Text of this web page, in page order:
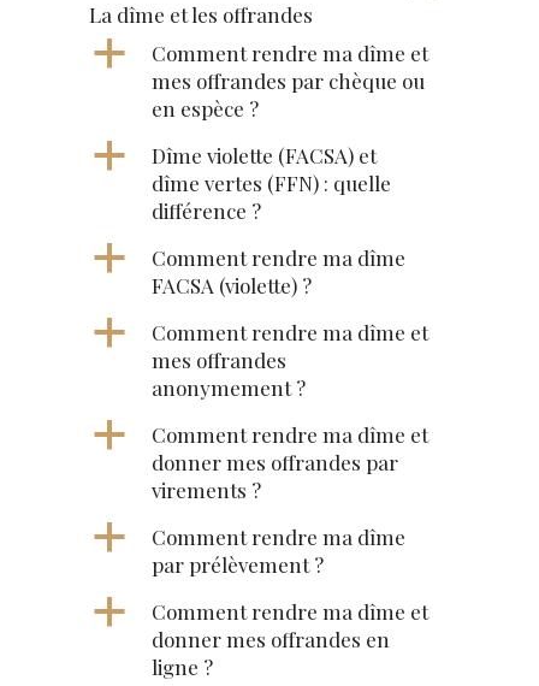
La dîme et les offrandes
a
Comment rendre ma dîme et
mes offrandes par chèque ou
en espèce ?
a
Dîme violette (FACSA) et
dîme vertes (FFN) : quelle
différence ?
a
Comment rendre ma dîme
FACSA (violette) ?
a
Comment rendre ma dîme et
mes offrandes
anonymement ?
a
Comment rendre ma dîme et
donner mes offrandes par
virements ?
a
Comment rendre ma dîme
par prélèvement ?
a
Comment rendre ma dîme et
donner mes offrandes en
ligne ?